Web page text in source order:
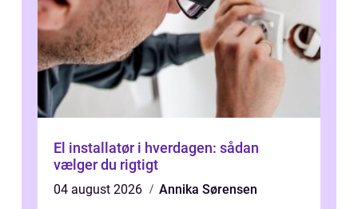
El installatør i hverdagen: sådan
vælger du rigtigt
04 august 2026
Annika Sørensen